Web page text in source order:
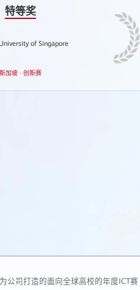
特等奖
of Singapore
新加坡 · 创新赛
公司打造的面向全球高校的年度ICT赛